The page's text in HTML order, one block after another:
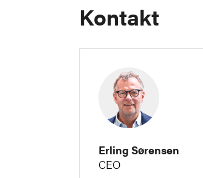
Kontakt
Erling Sørensen
CEO